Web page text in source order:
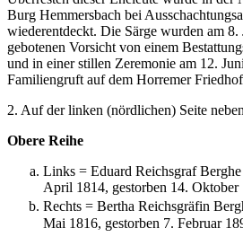
Burg Hemmersbach bei
wiederentdeckt. Die Särge wurden am
gebotenen Vorsicht von einem
und in einer stillen Zeremonie am 12.
Familiengruft auf dem Horremer
2. Auf der linken (nördlichen) Seite
Obere Reihe
Links = Eduard Reichsgraf
April 1814, gestorben 14. Oktober
Rechts = Bertha Reichsgräfin
Mai 1816, gestorben 7. Februar